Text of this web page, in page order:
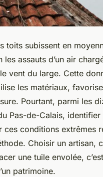
toits subissent en
les assauts d’un air
vent du large. Cette
les matériaux,
Pourtant, parmi les
Pas-de-Calais,
ces conditions extrêmes
Choisir un artisan,
une tuile envolée,
patrimoine.